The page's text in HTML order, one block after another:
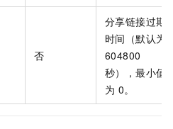
否
分享链接过期
时间（默认为
604800
秒），最小值
为 0。